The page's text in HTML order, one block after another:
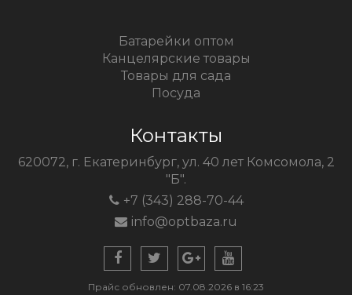
Батарейки оптом
Канцелярские товары
Товары для сада
Посуда
Контакты
620072, г. Екатеринбург, ул. 40 лет Комсомола, 2
"Б".
+7 (343) 288-70-44
info@optbaza.ru
Прайс обновлен: 07.08.2026 в 16:23